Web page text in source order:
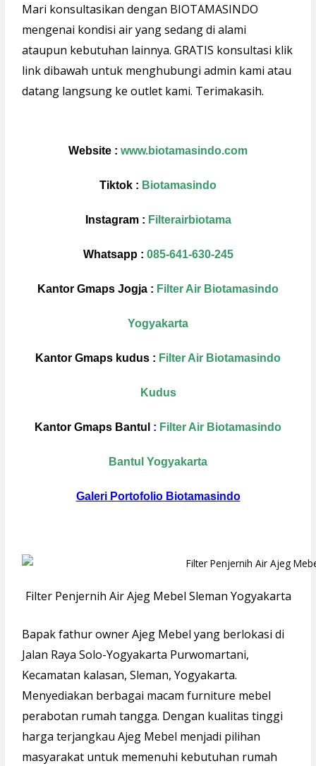
Mari konsultasikan dengan BIOTAMASINDO
mengenai kondisi air yang sedang di alami
ataupun kebutuhan lainnya. GRATIS konsultasi klik
link dibawah untuk menghubungi admin kami atau
datang langsung ke outlet kami. Terimakasih.
Website : www.biotamasindo.com
Tiktok : Biotamasindo
Instagram : Filterairbiotama
Whatsapp : 085-641-630-245
Kantor Gmaps Jogja : Filter Air Biotamasindo
Yogyakarta
Kantor Gmaps kudus : Filter Air Biotamasindo
Kudus
Kantor Gmaps Bantul : Filter Air Biotamasindo
Bantul Yogyakarta
Galeri Portofolio Biotamasindo
Filter Penjernih Air Ajeg Mebel Sleman Yogyakarta
Bapak fathur owner Ajeg Mebel yang berlokasi di
Jalan Raya Solo-Yogyakarta Purwomartani,
Kecamatan kalasan, Sleman, Yogyakarta.
Menyediakan berbagai macam furniture mebel
perabotan rumah tangga. Dengan kualitas tinggi
harga terjangkau Ajeg Mebel menjadi pilihan
masyarakat untuk memenuhi kebutuhan rumah